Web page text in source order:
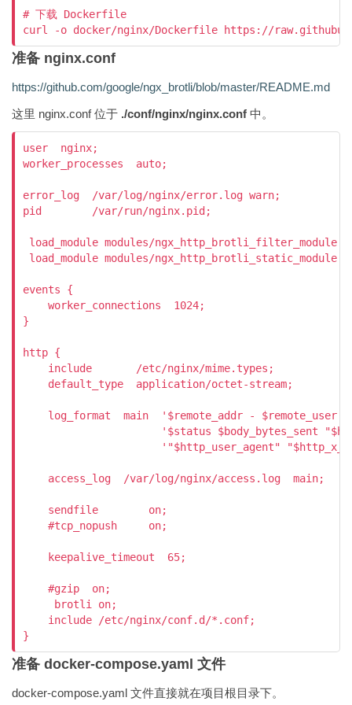
# 下载 Dockerfile
curl -o docker/nginx/Dockerfile https://
准备 nginx.conf
https://github.com/google/ngx_brotli/blob/master/README.md
这里 nginx.conf 位于 ./conf/nginx/nginx.conf 中。
user  nginx;
worker_processes  auto;
error_log  /var/log/nginx/error.log warn;
pid        /var/run/nginx.pid;
load_module modules/
load_module modules/
events {
    worker_connections  1024;
}
http {
    include       /etc/nginx/mime.types;
    default_type  application/octet-stream;
log_format  main  '$remote_addr - $remote_user
'$status $body_bytes_sent
'"$http_user_agent"
    access_log  /var/log/nginx/access.log  main;
    sendfile        on;
    #tcp_nopush     on;
    keepalive_timeout  65;
    #gzip  on;
     brotli on;
    include /etc/nginx/conf.d/*.conf;
}
准备 docker-compose.yaml 文件
docker-compose.yaml 文件直接就在项目根目录下。